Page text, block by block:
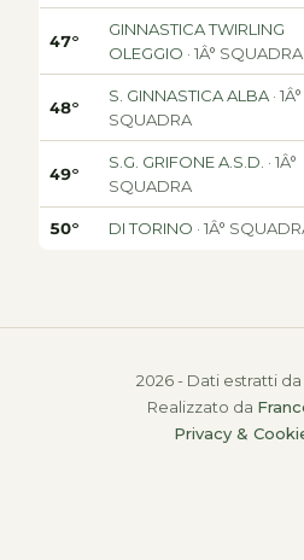
47°
GINNASTICA TWIRLING
OLEGGIO · 1Â° SQUADRA
48°
S. GINNASTICA ALBA · 1Â°
SQUADRA
49°
S.G. GRIFONE A.S.D. · 1Â°
SQUADRA
50° DI TORINO · 1Â°
2026 - Dati estratti da
Realizzato da
Privacy &